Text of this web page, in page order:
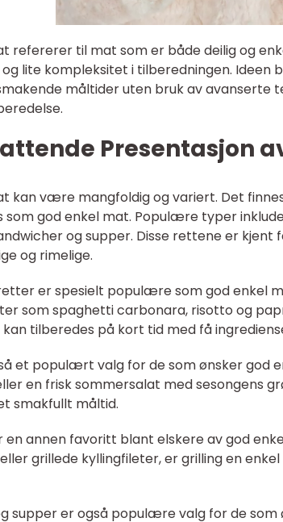
refererer til mat som er både deilig og
lite kompleksitet i tilberedningen. Ideen
måltider uten bruk av avanserte
Presentasjon
kan være mangfoldig og variert. Det
som god enkel mat. Populære typer
og supper. Disse rettene er kjent
og rimelige.
er spesielt populære som god enkel
som spaghetti carbonara, risotto og
tilberedes på kort tid med få
et populært valg for de som ønsker god
en frisk sommersalat med sesongens
smakfullt måltid.
annen favoritt blant elskere av god
grillede kyllingfileter, er grilling en
supper er også populære valg for de